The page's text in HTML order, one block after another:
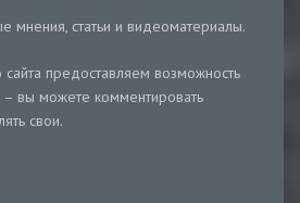
мнения, статьи и видеоматериалы.
предоставляем возможность
вы можете комментировать
свои.